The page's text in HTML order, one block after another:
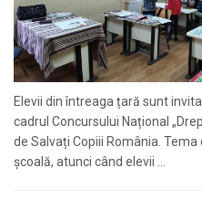
Elevii din întreaga țară sunt
cadrul Concursului Național
de Salvați Copiii România. Tema
școală, atunci când elevii ...